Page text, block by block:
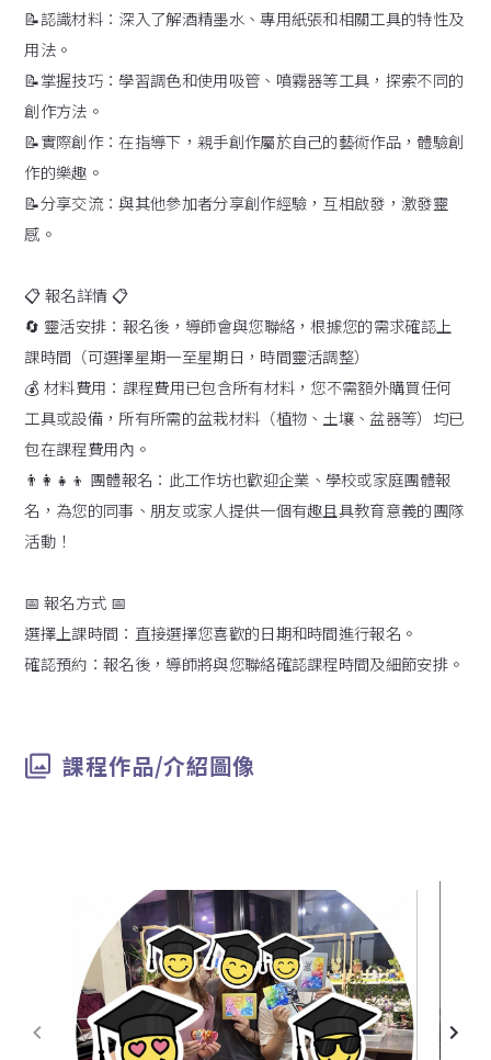
📝認識材料：深入了解酒精墨水、專用紙張和相關工具的特性及
用法。
📝掌握技巧：學習調色和使用吸管、噴霧器等工具，探索不同的
創作方法。
📝實際創作：在指導下，親手創作屬於自己的藝術作品，體驗創
作的樂趣。
📝分享交流：與其他參加者分享創作經驗，互相啟發，激發靈
感。
📋 報名詳情 📋
🔄 靈活安排：報名後，導師會與您聯絡，根據您的需求確認上
課時間（可選擇星期一至星期日，時間靈活調整）
💰 材料費用：課程費用已包含所有材料，您不需額外購買任何
工具或設備，所有所需的盆栽材料（植物、土壤、盆器等）均已
包在課程費用內。
👨‍👩‍👧‍👦 團體報名：此工作坊也歡迎企業、學校或家庭團體報
名，為您的同事、朋友或家人提供一個有趣且具教育意義的團隊
活動！
📅 報名方式 📅
選擇上課時間：直接選擇您喜歡的日期和時間進行報名。
確認預約：報名後，導師將與您聯絡確認課程時間及細節安排。
課程作品/介紹圖像